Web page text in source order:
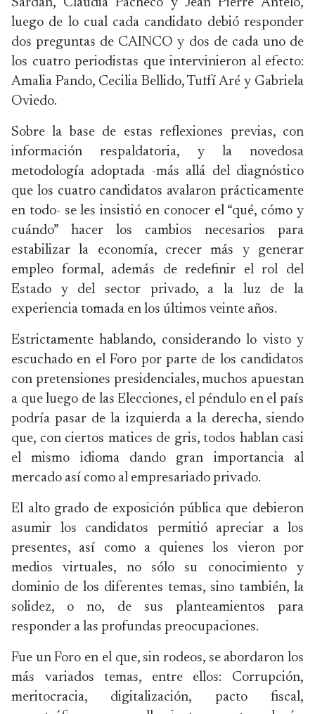
Sardán, Claudia Pacheco y Jean Pierre Antelo,
luego de lo cual cada candidato debió responder
dos preguntas de CAINCO y dos de cada uno de
los cuatro periodistas que intervinieron al efecto:
Amalia Pando, Cecilia Bellido, Tuffí Aré y Gabriela
Oviedo.
Sobre la base de estas reflexiones previas, con
información respaldatoria, y la novedosa
metodología adoptada -más allá del diagnóstico
que los cuatro candidatos avalaron prácticamente
en todo- se les insistió en conocer el “qué, cómo y
cuándo” hacer los cambios necesarios para
estabilizar la economía, crecer más y generar
empleo formal, además de redefinir el rol del
Estado y del sector privado, a la luz de la
experiencia tomada en los últimos veinte años.
Estrictamente hablando, considerando lo visto y
escuchado en el Foro por parte de los candidatos
con pretensiones presidenciales, muchos apuestan
a que luego de las Elecciones, el péndulo en el país
podría pasar de la izquierda a la derecha, siendo
que, con ciertos matices de gris, todos hablan casi
el mismo idioma dando gran importancia al
mercado así como al empresariado privado.
El alto grado de exposición pública que debieron
asumir los candidatos permitió apreciar a los
presentes, así como a quienes los vieron por
medios virtuales, no sólo su conocimiento y
dominio de los diferentes temas, sino también, la
solidez, o no, de sus planteamientos para
responder a las profundas preocupaciones.
Fue un Foro en el que, sin rodeos, se abordaron los
más variados temas, entre ellos: Corrupción,
meritocracia, digitalización, pacto fiscal,